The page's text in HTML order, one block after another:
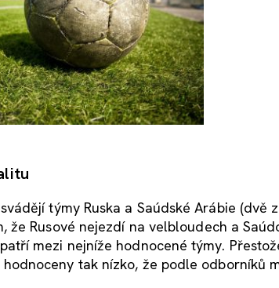
týmy Ruska a Saúdské Arábie
že Rusové nejezdí na velbloudech a
mezi nejníže hodnocené týmy.
tak nízko, že podle odborníků